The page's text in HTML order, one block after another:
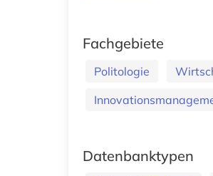
Fachgebiete
Politologie
Datenbanktypen